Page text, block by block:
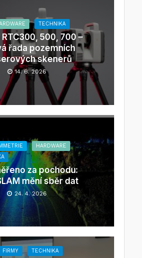
TECHNIKA
500, 700 –
řada pozemních
skenerů
14. 6. 2026
HARDWARE
za pochodu:
mění sběr dat
24. 4. 2026
FIRMY TECHNIKA